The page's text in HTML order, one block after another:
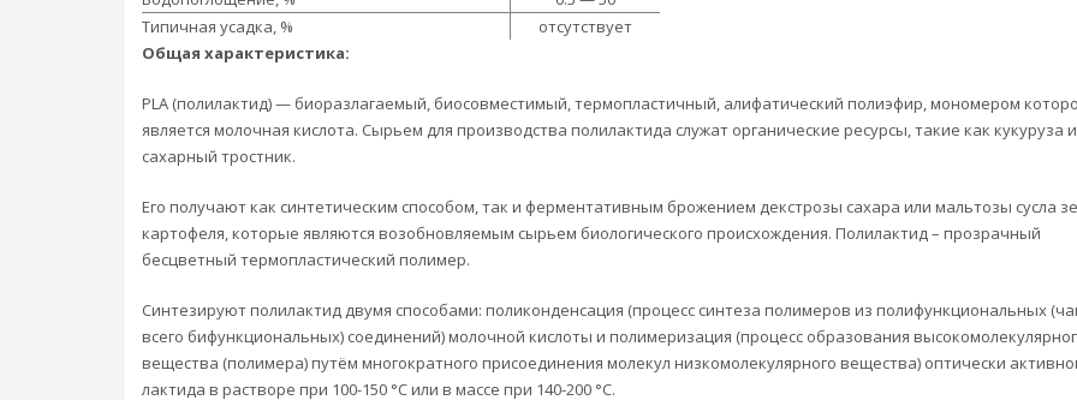
Типичная усадка, %
отсутствует
Общая характеристика:
PLA (полилактид) — биоразлагаемый, биосовместимый, термопластичный, алифатический полиэфир, мономером
является молочная кислота. Сырьем для производства полилактида служат органические ресурсы, такие как кукуруза и
сахарный тростник.
Его получают как синтетическим способом, так и ферментативным брожением декстрозы сахара или мальтозы сусла
картофеля, которые являются возобновляемым сырьем биологического происхождения. Полилактид – прозрачный
бесцветный термопластический полимер.
Синтезируют полилактид двумя способами: поликонденсация (процесс синтеза полимеров из полифункциональных
всего бифункциональных) соединений) молочной кислоты и полимеризация (процесс образования
вещества (полимера) путём многократного присоединения молекул низкомолекулярного вещества) оптически
лактида в растворе при 100-150 °C или в массе при 140-200 °C.